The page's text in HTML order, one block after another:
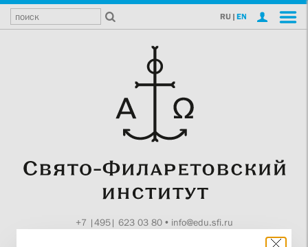
RU | EN
+7 |495| 623 03 80• info@edu.sfi.ru